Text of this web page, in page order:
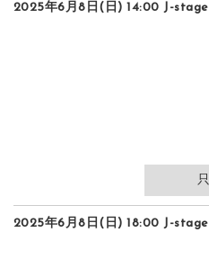
2025年6月8日(日) 14:00 J-
2025年6月8日(日) 18:00 J-